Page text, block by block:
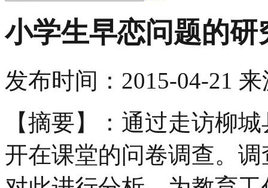
小学生早恋问题的
发布时间： 2015-04-21 来
【摘要】：通过走访柳
开在课堂的问卷调查。